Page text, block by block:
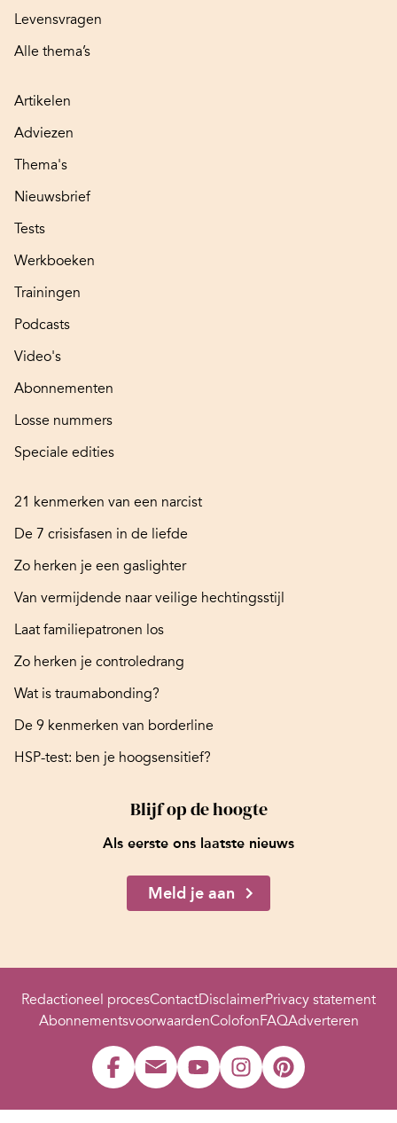
Levensvragen
Alle thema’s
Artikelen
Adviezen
Thema's
Nieuwsbrief
Tests
Werkboeken
Trainingen
Podcasts
Video's
Abonnementen
Losse nummers
Speciale edities
21 kenmerken van een narcist
De 7 crisisfasen in de liefde
Zo herken je een gaslighter
Van vermijdende naar veilige hechtingsstijl
Laat familiepatronen los
Zo herken je controledrang
Wat is traumabonding?
De 9 kenmerken van borderline
HSP-test: ben je hoogsensitief?
Blijf op de hoogte
Als eerste ons laatste nieuws
Meld je aan
Redactioneel procesContactDisclaimerPrivacy statement
AbonnementsvoorwaardenColofonFAQAdverteren